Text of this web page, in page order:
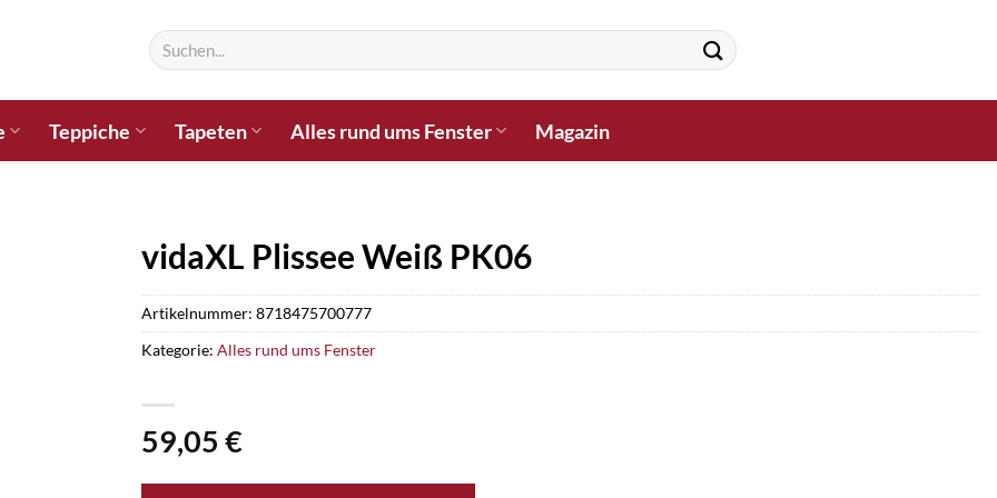
Suchen
nach:
Teppiche Tapeten Alles rund ums Fenster Magazin
vidaXL Plissee Weiß PK06
59,05 €
Artikelnummer: 8718475700777
Kategorie: Alles rund ums Fenster